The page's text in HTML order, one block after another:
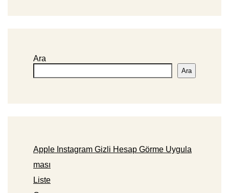
Ara
Ara
Apple Instagram Gizli Hesap Görme Uygula
ması
Liste